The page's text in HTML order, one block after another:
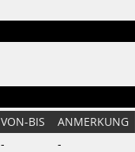
VON-BIS
ANMERKUNG
-
-